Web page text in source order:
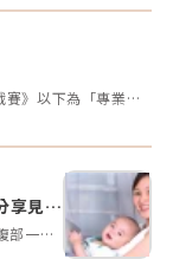
🎊新年快樂🎊感謝大家熱情參與《醫美案例洞察挑戰賽》以下為「專業評論獎得獎名單」、「活躍參與獎得獎者」及 「推薦好友獲獎者」！獎項將於 02/10（一）前陸續發放，請得獎者耐心等待小編通知💌還沒加入醫美圈圈官方LINE的朋友，記得趕快加入哦💖「點我加入醫美圈圈官方LINE」📢未來我們將舉辦更多有趣的活動，請持續關注，和我們一起探索醫美新知，解鎖更多驚喜獎勵✨ 專業評論獎《7-11購物金50元》 第一週得獎者 第二週得獎者 第三週得獎者 第四週得獎者 五 Timmy Cai 仁者 秦先生 Alita patty Er Yu 昱慧 Jenny T 仁者 秦先生 Er Yu Er Yu Er Yu Jenny T 仁者 仁者 秦先生 Alita Alita 秦先生 fff 小玲 Benson fff Lynnn Iris H MK 五 Jenny T fff 軒軒 軒軒 Chaowei Lynnn Jenny T Lynnn Alita Kimiko 活躍參與獎得獎者《7-11購物金100元》 仁者 Er Yu 秦先生 Alita 小玲 Jenny T Lynnn fff 推薦好友得獎者 獲得獎勵 仁者 LINE Points 10 點數 軒軒 LINE Points 5 點數 Chaowei LINE Points 10 點數
享見解
【本週題目】安安是一位35歲的產後媽媽，產後腰腹部一直瘦不回去，她希望透過非侵入性的療程讓曲線回到產前的狀態。由於對疼痛較為敏感，她希望能選擇舒適度高的療程。請大家幫安安媽咪推薦適合的療程，幫助她輕鬆找回青春緊緻的身材線條。【本週活動時間】01 / 27（一）AM09:00 - 02 / 02（日） PM23:59【活動獎勵】 專業評論獎《7-11購物金50元》抽10名會員 推薦好友留言送《LINE Points 5點數》每人推薦好友上限2人【活動方式】 活動期間每週一AM09:00將在在討論區發布一個模擬的醫美案例。案例包含患者的需求、問題描述。會員需根據案例情境進行分析，並針對該案例提供建議或解決方案。可以提出不同的治療選項、分析治療結果，或者分享相關經驗。每位會員的回應需具體、實用。 官方將根據會員的回應品質來優先評選出「專業評論獎」，這些留言者將優先納入抽獎範圍，以提升其被抽中的機會。留言中若包含分析、建議或醫美知識等。 避免重複、抄襲回覆其他參與者，或發表與前後留言無關的內容。如「同意」、「好棒」等，將不計入抽獎資格。 當週活動的留言截止時間為每週日 23:59。經核對符合活動規範的留言後，將於2025 / 02 / 03（一）統一抽出每週 10 名幸運得主，並另在討論區公布得獎名單。 乙組會員帳號於當週活動僅限留言乙次。 會員連續4週參與《醫美案例洞察》活動者，將有額外抽「活躍參與獎」的機會，可獲得「7-11購物金100元」作為獎勵。【推薦好友留言送】 活動期間，推薦朋友至每週主題活動討論區留言，每成功推薦 1 人可額外獲得「LINE Points 5 點數」。每人最多可推薦 2 人，超過 2 人則無法再獲得額外獎勵。 若多人推薦同一位朋友，獎勵將優先發放給第一位完成回報資料並經核對無誤的推薦者，其他推薦者將不予發放獎勵。此外，若推薦的好友未參與留言，則該推薦視為無效，將不予發放獎勳。 推薦人需確認好友已完成留言，並於2025 / 02 / 02（日）23:59前加入「醫美圈圈官方LINE」，點選LINE圖文選單中的【推薦好友加入】填妥推薦好友問卷資料後提交。 若發現參加者有不當行為，包括使用假帳戶、重複推薦、內容不符合規定或其他影響活動公平性的行為，主辦方保留取消參與資格及不發放獎勵的權利。 所有推薦資料需於2025 / 02 / 02（日）23:59前提交，逾期將視為放棄獎勵資格。 所有推薦資料提交後，官方將進行核對與統計，核對無誤者，「LINE Points 5點數」統一於2025/02/10（一）23:59前陸續發放完畢。如因資料填寫錯誤或未在指定時間內提交而無法核對，恕不補發。<<<點我看更多活動詳情>>